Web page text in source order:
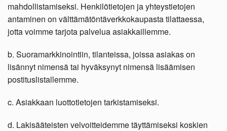
mahdollistamiseksi. Henkilötietojen ja yhteystietojen
antaminen on välttämätöntäverkkokaupasta tilattaessa,
jotta voimme tarjota palvelua asiakkaillemme.
b. Suoramarkkinointiin, tilanteissa, joissa asiakas on
lisännyt nimensä tai hyväksynyt nimensä lisäämisen
postituslistallemme.
c. Asiakkaan luottotietojen tarkistamiseksi.
d. Lakisääteisten velvoitteidemme täyttämiseksi koskien